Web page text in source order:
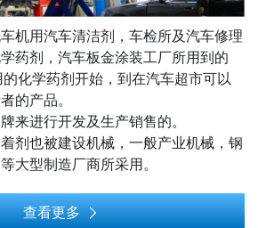
机用汽车清洁剂，车检所及汽车修理
药剂，汽车板金涂装工厂所用到的
化学药剂开始，到在汽车超市可以
的产品。
来进行开发及生产销售的。
剂也被建设机械，一般产业机械，钢
大型制造厂商所采用。
查看更多